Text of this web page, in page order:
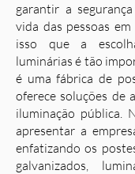
garantir a
vida das pessoas
isso que a
luminárias é tão
é uma fábrica de
oferece soluções de
iluminação pública.
apresentar a
enfatizando os
galvanizados,